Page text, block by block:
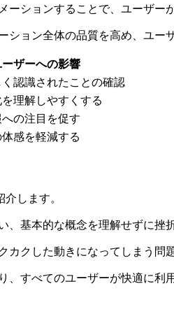
ションすることで、ユーザー
ョン全体の品質を高め、ユー
ザーへの影響
認識されたことの確認
理解しやすくする
の注目を促す
感を軽減する
します。
基本的な概念を理解せずに挫
クした動きになってしまう問
すべてのユーザーが快適に利